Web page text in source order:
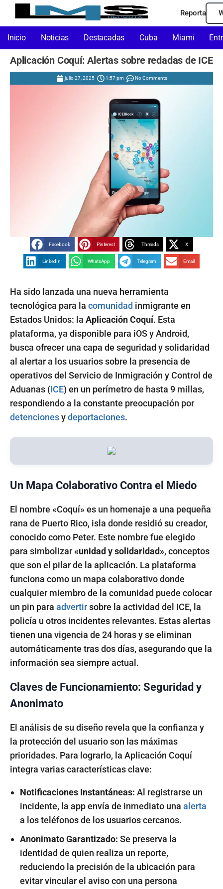
Reporta
Inicio Noticias Destacadas Cuba Miami
Aplicación Coquí: Alertas sobre redadas de ICE
julio 27, 2025 1:57 pm No Comments
Facebook Pinterest Threads X
LinkedIn WhatsApp Telegram Email
Ha sido lanzada una nueva herramienta
tecnológica para la comunidad inmigrante en
Estados Unidos: la Aplicación Coquí. Esta
plataforma, ya disponible para iOS y Android,
busca ofrecer una capa de seguridad y solidaridad
al alertar a los usuarios sobre la presencia de
operativos del Servicio de Inmigración y Control de
Aduanas (ICE) en un perímetro de hasta 9 millas,
respondiendo a la constante preocupación por
detencionesydeportaciones.
Un Mapa Colaborativo Contra el Miedo
El nombre «Coquí» es un homenaje a una pequeña
rana de Puerto Rico, isla donde residió su creador,
conocido como Peter. Este nombre fue elegido
para simbolizar«unidad y solidaridad», conceptos
que son el pilar de la aplicación. La plataforma
funciona como un mapa colaborativo donde
cualquier miembro de la comunidad puede colocar
un pin para advertirsobre la actividad del ICE, la
policía u otros incidentes relevantes. Estas alertas
tienen una vigencia de 24 horas y se eliminan
automáticamente tras dos días, asegurando que la
información sea siempre actual.
Claves de Funcionamiento: Seguridad y
Anonimato
El análisis de su diseño revela que la confianza y
la protección del usuario son las máximas
prioridades. Para lograrlo, la Aplicación Coquí
integra varias características clave:
Notificaciones Instantáneas: Al registrarse un
incidente, la app envía de inmediato una alerta
a los teléfonos de los usuarios cercanos.
Anonimato Garantizado: Se preserva la
identidad de quien realiza un reporte,
reduciendo la precisión de la ubicación para
evitar vincular el aviso con una persona